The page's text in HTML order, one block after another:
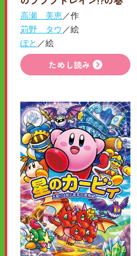
高瀬 美恵／作
苅野 タウ ／絵
ぽと ／絵
ためし読み